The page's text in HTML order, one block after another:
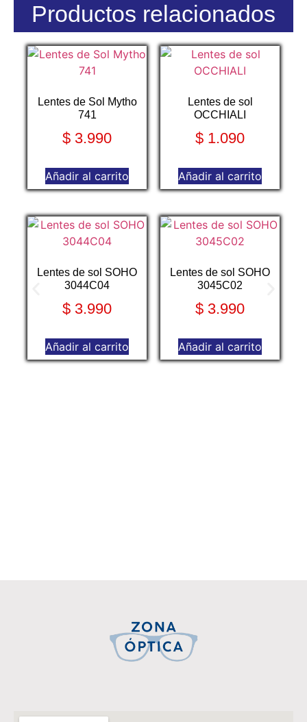
Productos relacionados
Lentes de Sol Mytho
741
$ 3.990
Añadir al carrito
Lentes de sol
OCCHIALI
$ 1.090
Añadir al carrito
Lentes de sol SOHO
3044C04
$ 3.990
Añadir al carrito
Lentes de sol SOHO
3045C02
$ 3.990
Añadir al carrito